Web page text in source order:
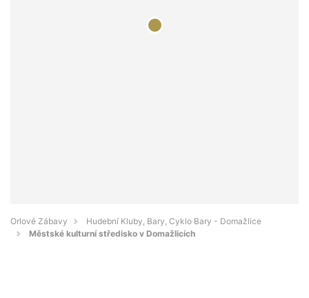
Orlové Zábavy
Hudební Kluby, Bary, Cyklo Bary - Domažlice
Městské kulturní středisko v Domažlicích